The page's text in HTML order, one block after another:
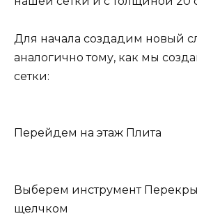
Для начала создадим новый
аналогично тому, как мы
сетки:
Перейдем на этаж Плита
Выберем инструмент
щелчком